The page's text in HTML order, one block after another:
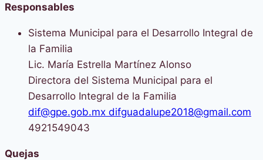
Responsables
Sistema Municipal para el Desarrollo Integral de
la Familia
Lic. María Estrella Martínez Alonso
Directora del Sistema Municipal para el
Desarrollo Integral de la Familia
dif@gpe.gob.mx difguadalupe2018@gmail.com
4921549043
Quejas